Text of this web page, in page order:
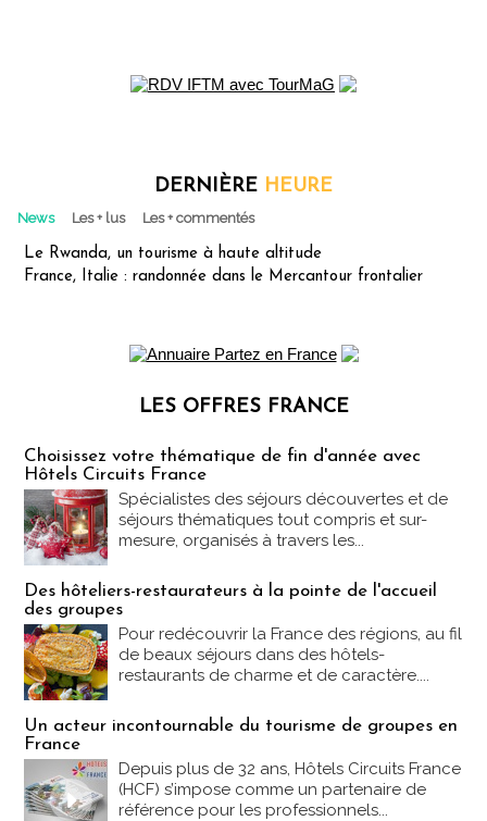
DERNIÈRE HEURE
News Les + lus Les + commentés
Le Rwanda, un tourisme à haute altitude
France, Italie : randonnée dans le Mercantour frontalier
LES OFFRES FRANCE
Choisissez votre thématique de fin d'année avec
Hôtels Circuits France
Spécialistes des séjours découvertes et de
séjours thématiques tout compris et sur-
mesure, organisés à travers les...
Des hôteliers-restaurateurs à la pointe de l'accueil
des groupes
Pour redécouvrir la France des régions, au fil
de beaux séjours dans des hôtels-
restaurants de charme et de caractère....
Un acteur incontournable du tourisme de groupes en
France
Depuis plus de 32 ans, Hôtels Circuits France
(HCF) s’impose comme un partenaire de
référence pour les professionnels...